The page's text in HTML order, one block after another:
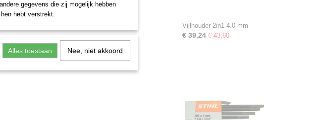
Vijlhouder 2in1 4.0 mm
€ 39,24 € 43,60
gegevens die zij mogelijk hebben
hebt verstrekt.
Alles toestaan Nee, niet akkoord